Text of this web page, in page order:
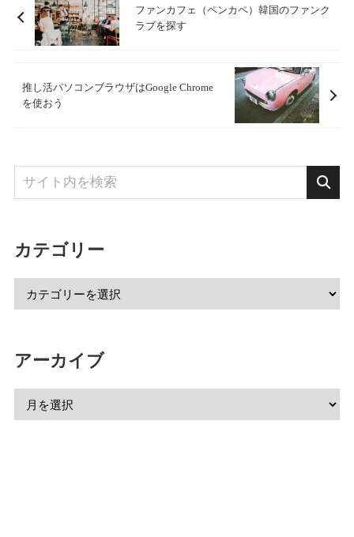
ファンカフェ（ペンカペ）韓国のファンク
ラブを探す
推し活パソコンブラウザはGoogle Chrome
を使おう
カテゴリー
アーカイブ